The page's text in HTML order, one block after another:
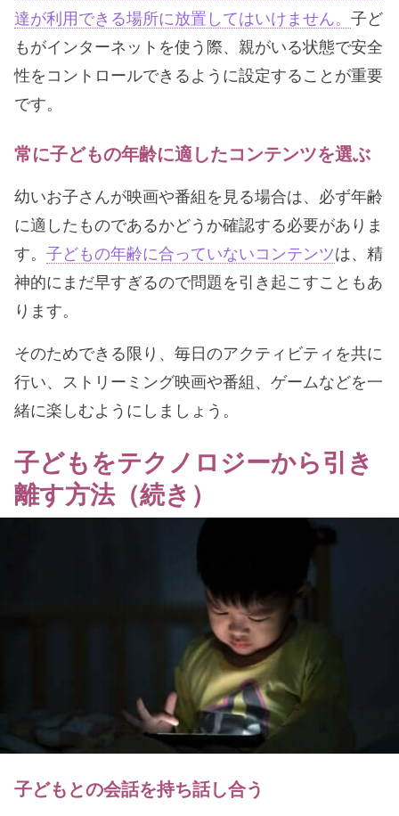
達が利用できる場所に放置してはいけません。 子ど
もがインターネットを使う際、親がいる状態で安全
性をコントロールできるように設定することが重要
です。
常に子どもの年齢に適したコンテンツを選ぶ
幼いお子さんが映画や番組を見る場合は、必ず年齢
に適したものであるかどうか確認する必要がありま
す。 子どもの年齢に合っていないコンテンツは、精
神的にまだ早すぎるので問題を引き起こすこともあ
ります。
そのためできる限り、毎日のアクティビティを共に
行い、ストリーミング映画や番組、ゲームなどを一
緒に楽しむようにしましょう。
子どもをテクノロジーから引き
離す方法（続き）
子どもとの会話を持ち話し合う